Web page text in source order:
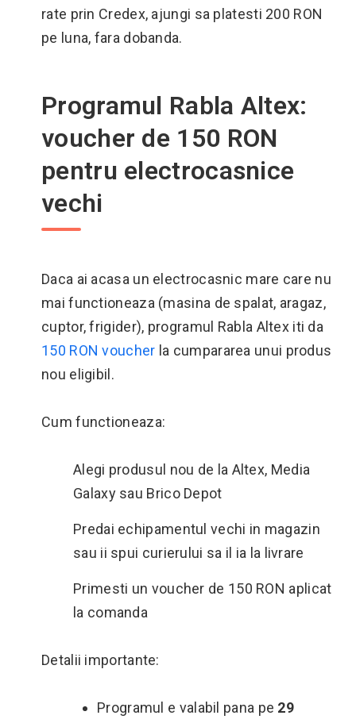
rate prin Credex, ajungi sa platesti 200 RON
pe luna, fara dobanda.
Programul Rabla Altex:
voucher de 150 RON
pentru electrocasnice
vechi
Daca ai acasa un electrocasnic mare care nu
mai functioneaza (masina de spalat, aragaz,
cuptor, frigider), programul Rabla Altex iti da
150 RON voucher la cumpararea unui produs
nou eligibil.
Cum functioneaza:
Alegi produsul nou de la Altex, Media
Galaxy sau Brico Depot
Predai echipamentul vechi in magazin
sau ii spui curierului sa il ia la livrare
Primesti un voucher de 150 RON aplicat
la comanda
Detalii importante:
Programul e valabil pana pe 29